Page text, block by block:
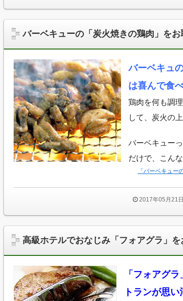
バーベキューの「炭火焼きの鶏肉」をお
バーベキュ
は喜んで食べ
鶏肉を何も調
して、炭火の
バーベキュー
だけで、こん
「バーベキュー
2017年05月21日
高級ホテルでおなじみ「フォアグラ」を
「フォアグ
トランが思い